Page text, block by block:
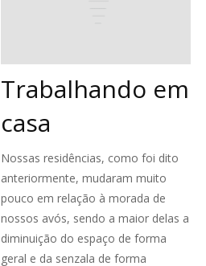
Trabalhando em
casa
Nossas residências, como foi dito
anteriormente, mudaram muito
pouco em relação à morada de
nossos avós, sendo a maior delas a
diminuição do espaço de forma
geral e da senzala de forma